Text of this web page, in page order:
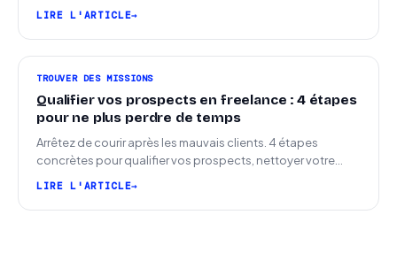
LIRE L'ARTICLE
TROUVER DES MISSIONS
Qualifier vos prospects en freelance : 4 étapes
pour ne plus perdre de temps
Arrêtez de courir après les mauvais clients. 4 étapes
concrètes pour qualifier vos prospects, nettoyer votre
LIRE L'ARTICLE